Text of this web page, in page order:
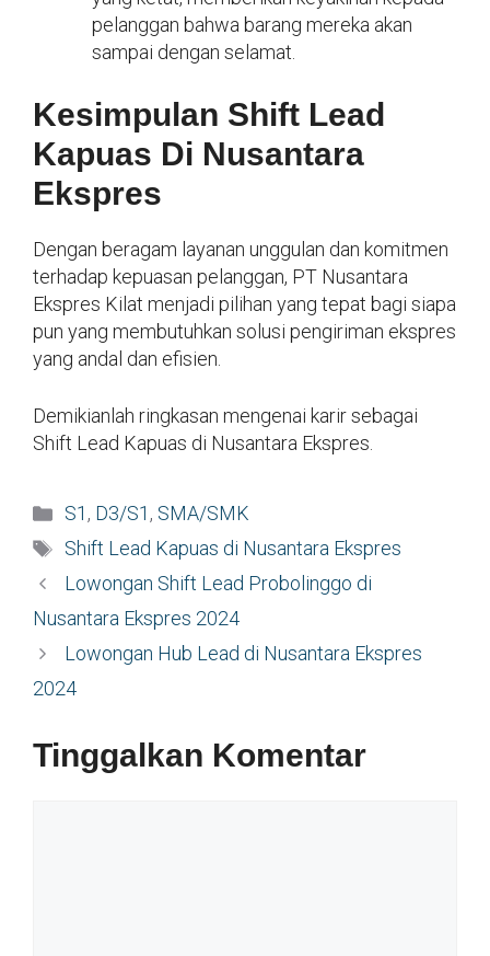
pelanggan bahwa barang mereka akan
sampai dengan selamat.
Kesimpulan Shift Lead
Kapuas Di Nusantara
Ekspres
Dengan beragam layanan unggulan dan komitmen
terhadap kepuasan pelanggan, PT Nusantara
Ekspres Kilat menjadi pilihan yang tepat bagi siapa
pun yang membutuhkan solusi pengiriman ekspres
yang andal dan efisien.
Demikianlah ringkasan mengenai karir sebagai
Shift Lead Kapuas di Nusantara Ekspres.
Kategori
S1 , D3/S1 , SMA/SMK
Tag
Shift Lead Kapuas di Nusantara Ekspres
Lowongan Shift Lead Probolinggo di
Nusantara Ekspres 2024
Lowongan Hub Lead di Nusantara Ekspres
2024
Tinggalkan Komentar